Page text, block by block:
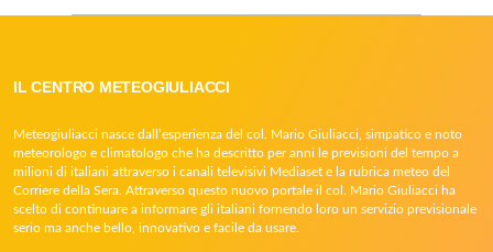
IL CENTRO METEOGIULIACCI
Meteogiuliacci nasce dall’esperienza del col. Mario Giuliacci, simpatico e noto
meteorologo e climatologo che ha descritto per anni le previsioni del tempo a
milioni di italiani attraverso i canali televisivi Mediaset e la rubrica meteo del
Corriere della Sera. Attraverso questo nuovo portale il col. Mario Giuliacci ha
scelto di continuare a informare gli italiani fornendo loro un servizio previsionale
serio ma anche bello, innovativo e facile da usare.